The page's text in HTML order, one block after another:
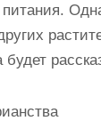
питания.
будет